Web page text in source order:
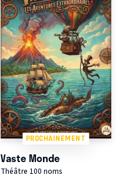
PROCHAINEMENT
Vaste Monde
Théâtre 100 noms